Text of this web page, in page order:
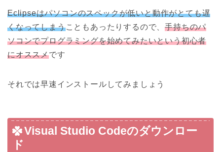
Eclipseはパソコンのスペックが低いと動作がとても遅
くなってしまうこともあったりするので、手持ちのパ
ソコンでプログラミングを始めてみたいという初心者
にオススメです
それでは早速インストールしてみましょう
Visual Studio Codeのダウンロー
ド